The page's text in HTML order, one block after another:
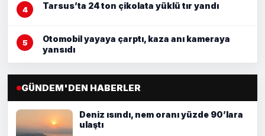
Tarsus’ta 24 ton çikolata yüklü tır yandı
Otomobil yayaya çarptı, kaza anı kameraya
yansıdı
GÜNDEM'DEN HABERLER
Deniz ısındı, nem oranı yüzde 90’lara
ulaştı